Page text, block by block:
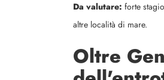
Da valutare: forte
altre località di mare.
Oltre